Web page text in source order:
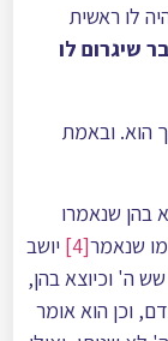
לו ראשית
שיגרום לו
הוא. ובאמת
בהן שנאמרו
שנאמר[4]
יושב
ה' וכיוצא בהן,
וכן הוא אומר